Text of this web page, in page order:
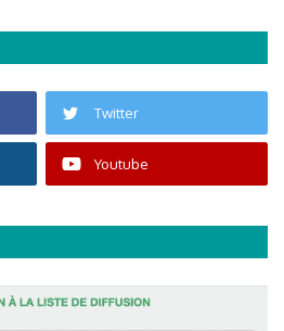
Twitter
Youtube